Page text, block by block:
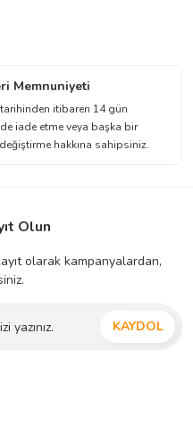
Memnuniyeti
itibaren 14 gün
iade etme veya başka bir
hakkına sahipsiniz.
Olun
olarak kampanyalardan,
KAYDOL